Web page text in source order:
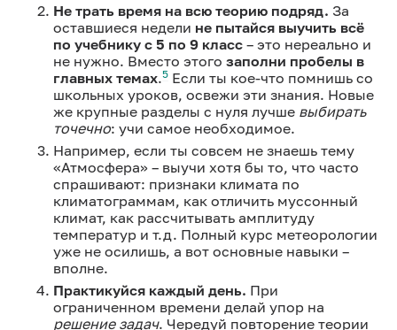
Не трать время на всю теорию подряд. За
оставшиеся недели не пытайся выучить всё
по учебнику с 5 по 9 класс – это нереально и
не нужно. Вместо этого заполни пробелы в
главных темах.5 Если ты кое-что помнишь со
школьных уроков, освежи эти знания. Новые
же крупные разделы с нуля лучше выбирать
точечно: учи самое необходимое.
Например, если ты совсем не знаешь тему
«Атмосфера» – выучи хотя бы то, что часто
спрашивают: признаки климата по
климатограммам, как отличить муссонный
климат, как рассчитывать амплитуду
температур и т.д. Полный курс метеорологии
уже не осилишь, а вот основные навыки –
вполне.
Практикуйся каждый день. При
ограниченном времени делай упор на
решение задач. Чередуй повторение теории